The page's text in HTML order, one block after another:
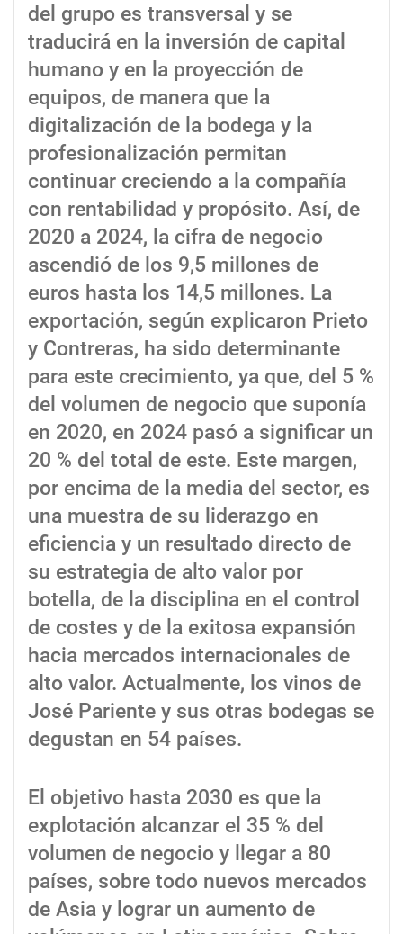
del grupo es transversal y se
traducirá en la inversión de capital
humano y en la proyección de
equipos, de manera que la
digitalización de la bodega y la
profesionalización permitan
continuar creciendo a la compañía
con rentabilidad y propósito. Así, de
2020 a 2024, la cifra de negocio
ascendió de los 9,5 millones de
euros hasta los 14,5 millones. La
exportación, según explicaron Prieto
y Contreras, ha sido determinante
para este crecimiento, ya que, del 5 %
del volumen de negocio que suponía
en 2020, en 2024 pasó a significar un
20 % del total de este. Este margen,
por encima de la media del sector, es
una muestra de su liderazgo en
eficiencia y un resultado directo de
su estrategia de alto valor por
botella, de la disciplina en el control
de costes y de la exitosa expansión
hacia mercados internacionales de
alto valor. Actualmente, los vinos de
José Pariente y sus otras bodegas se
degustan en 54 países.
El objetivo hasta 2030 es que la
explotación alcanzar el 35 % del
volumen de negocio y llegar a 80
países, sobre todo nuevos mercados
de Asia y lograr un aumento de